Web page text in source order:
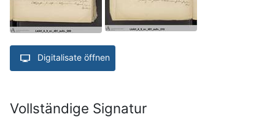
Digitalisate öffnen
Vollständige Signatur